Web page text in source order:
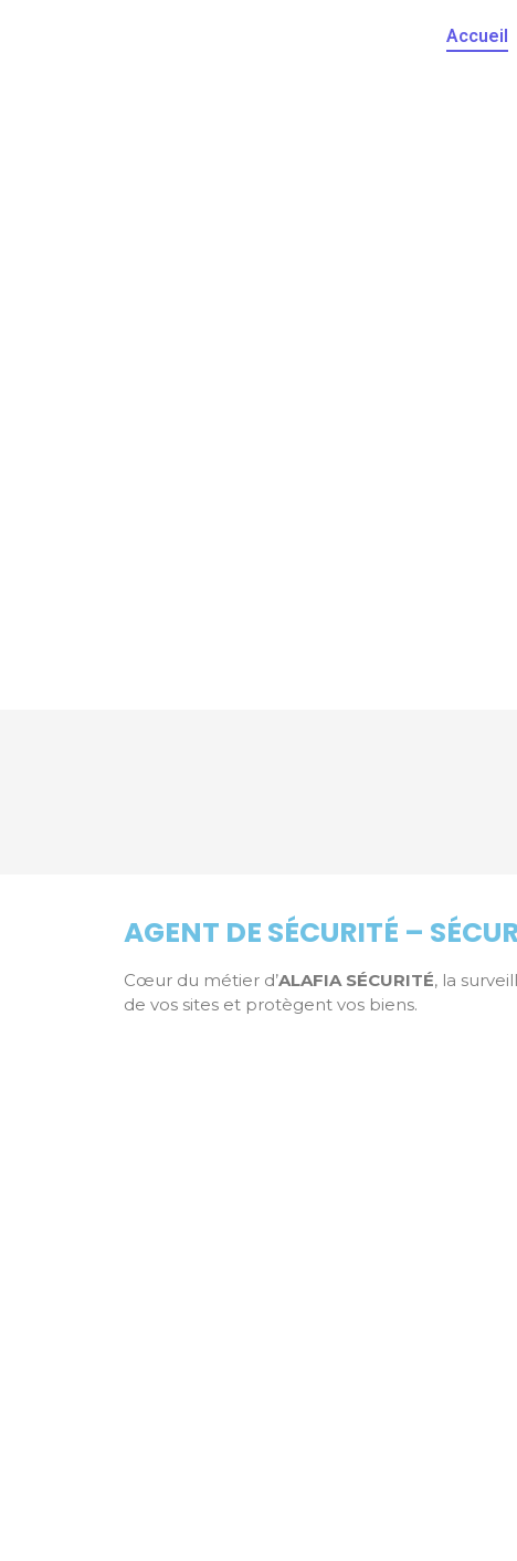
Accueil
AGENT DE SÉCURITÉ –
Cœur du métier d’ALAFIA SÉCURITÉ, la
de vos sites et protègent vos biens.